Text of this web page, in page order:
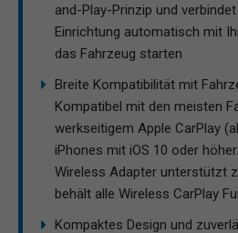
and-Play-Prinzip und
Einrichtung automatisch mit
das Fahrzeug starten
Breite Kompatibilität mit
Kompatibel mit den meisten
werkseitigem Apple CarPlay
iPhones mit iOS 10 oder
Wireless Adapter unterstützt
behält alle Wireless CarPlay
Kompaktes Design und